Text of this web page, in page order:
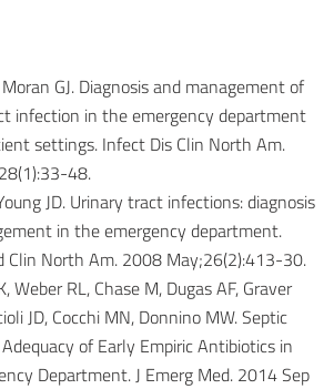
GJ. Diagnosis and management of
infection in the emergency department
settings. Infect Dis Clin North Am.
48.
JD. Urinary tract infections: diagnosis
in the emergency department.
Clin North Am. 2008 May;26(2):413-30.
Weber RL, Chase M, Dugas AF, Graver
JD, Cocchi MN, Donnino MW. Septic
of Early Empiric Antibiotics in
Department. J Emerg Med. 2014 Sep